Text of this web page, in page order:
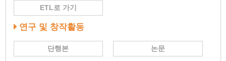
ETL로 가기
연구 및 창작활동
단행본 논문